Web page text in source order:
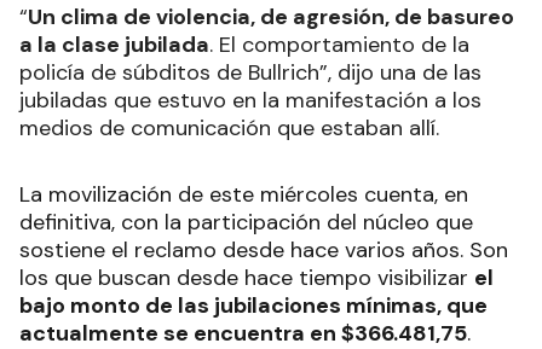
“Un clima de violencia, de agresión, de basureo
a la clase jubilada. El comportamiento de la
policía de súbditos de Bullrich”, dijo una de las
jubiladas que estuvo en la manifestación a los
medios de comunicación que estaban allí.
La movilización de este miércoles cuenta, en
definitiva, con la participación del núcleo que
sostiene el reclamo desde hace varios años. Son
los que buscan desde hace tiempo visibilizar el
bajo monto de las jubilaciones mínimas, que
actualmente se encuentra en $366.481,75.